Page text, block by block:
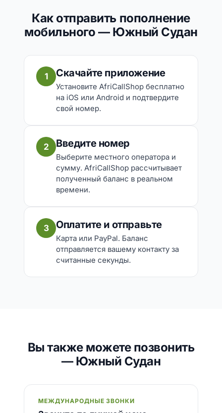
Как отправить пополнение
мобильного — Южный Судан
1 Скачайте приложение
Установите AfriCallShop бесплатно
на iOS или Android и подтвердите
свой номер.
2 Введите номер
Выберите местного оператора и
сумму. AfriCallShop рассчитывает
полученный баланс в реальном
времени.
3 Оплатите и отправьте
Карта или PayPal. Баланс
отправляется вашему контакту за
считанные секунды.
Вы также можете позвонить
— Южный Судан
МЕЖДУНАРОДНЫЕ ЗВОНКИ